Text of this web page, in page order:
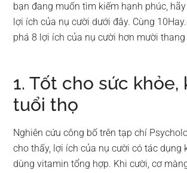
bạn đang muốn tìm kiếm hạnh phúc,
lợi ích của nụ cười dưới đây. Cùng
phá 8 lợi ích của nụ cười hơn mười
1. Tốt cho sức khỏe,
tuổi thọ
Nghiên cứu công bố trên tạp chí
cho thấy, lợi ích của nụ cười có tác dụng
dùng vitamin tổng hợp. Khi cười, cơ